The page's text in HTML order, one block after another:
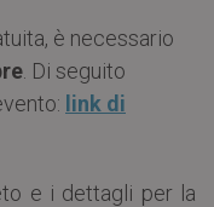
è necessario
. Di seguito
link di
e i dettagli per la